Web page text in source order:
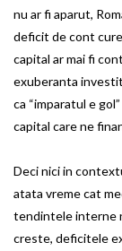
nu ar fi aparut,
deficit de cont
capital ar mai fi
exuberanta
ca “imparatul e
capital care ne
Deci nici in
atata vreme cat
tendintele interne
creste, deficitele